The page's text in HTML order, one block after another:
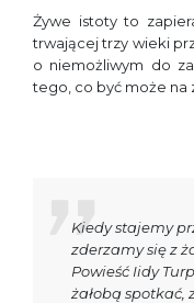
Żywe istoty to
trwającej trzy wieki
o niemożliwym do
tego, co być może na
Kiedy stajemy
zderzamy się z
Powieść Iidy
żałobą spotkać,